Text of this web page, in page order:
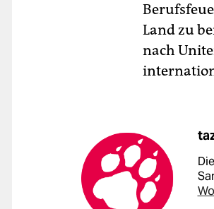
Land zu
nach